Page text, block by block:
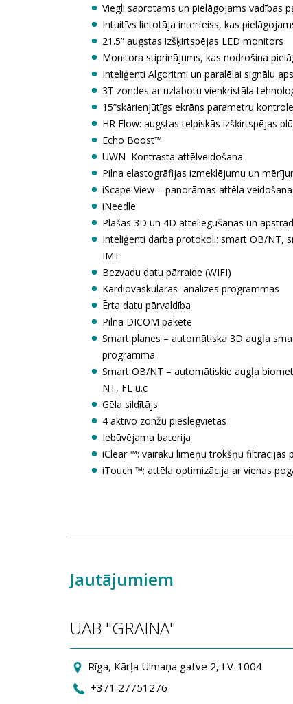
Viegli saprotams un pielāgojams vadības
Intuitīvs lietotāja interfeiss, kas
21.5” augstas izšķirtspējas LED monitors
Monitora stiprinājums, kas nodrošina
Inteliģenti Algoritmi un paralēlai signālu
3T zondes ar uzlabotu vienkristāla
15”skārienjūtīgs ekrāns parametru
HR Flow: augstas telpiskās izšķirtspējas
Echo Boost™
UWN Kontrasta attēlveidošana
Pilna elastogrāfijas izmeklējumu un
iScape View – panorāmas attēla
iNeedle
Plašas 3D un 4D attēliegūšanas un
Inteliģenti darba protokoli: smart OB/NT,
IMT
Bezvadu datu pārraide (WIFI)
Kardiovaskulārās analīzes programmas
Ērta datu pārvaldība
Pilna DICOM pakete
Smart planes – automātiska 3D augļa
programma
Smart OB/NT – automātiskie augļa
NT, FL u.c
Gēla sildītājs
4 aktīvo zonžu pieslēgvietas
Iebūvējama baterija
iClear ™: vairāku līmeņu trokšņu filtrācijas
iTouch ™: attēla optimizācija ar vienas
Jautājumiem
UAB "GRAINA"
Rīga, Kārļa Ulmaņa gatve 2, LV-1004
+371 27751276